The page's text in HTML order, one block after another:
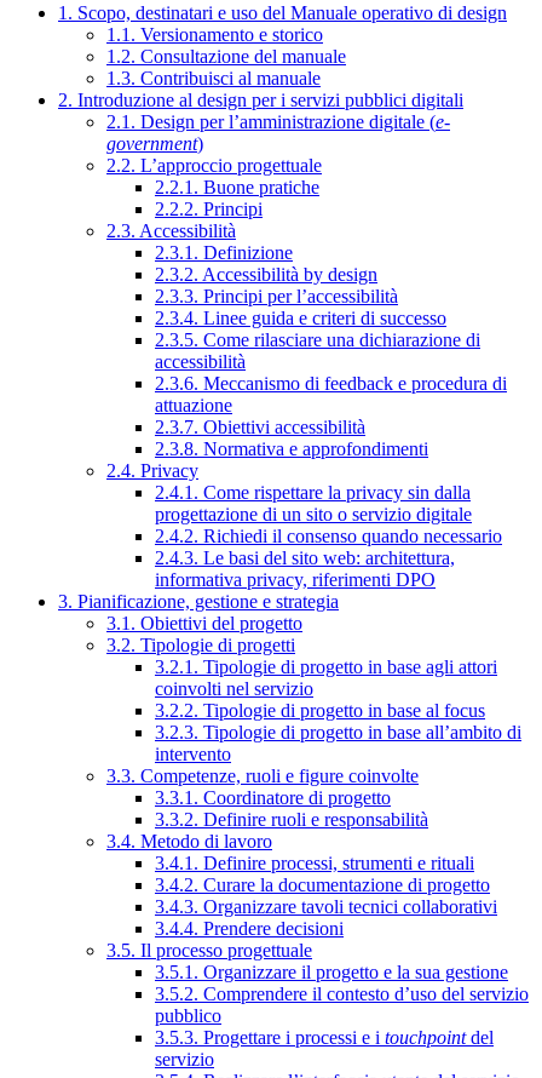
1. Scopo, destinatari e uso del Manuale operativo di design
1.1. Versionamento e storico
1.2. Consultazione del manuale
1.3. Contribuisci al manuale
2. Introduzione al design per i servizi pubblici digitali
2.1. Design per l’amministrazione digitale (e-
government)
2.2. L’approccio progettuale
2.2.1. Buone pratiche
2.2.2. Principi
2.3. Accessibilità
2.3.1. Definizione
2.3.2. Accessibilità by design
2.3.3. Principi per l’accessibilità
2.3.4. Linee guida e criteri di successo
2.3.5. Come rilasciare una dichiarazione di
accessibilità
2.3.6. Meccanismo di feedback e procedura di
attuazione
2.3.7. Obiettivi accessibilità
2.3.8. Normativa e approfondimenti
2.4. Privacy
2.4.1. Come rispettare la privacy sin dalla
progettazione di un sito o servizio digitale
2.4.2. Richiedi il consenso quando necessario
2.4.3. Le basi del sito web: architettura,
informativa privacy, riferimenti DPO
3. Pianificazione, gestione e strategia
3.1. Obiettivi del progetto
3.2. Tipologie di progetti
3.2.1. Tipologie di progetto in base agli attori
coinvolti nel servizio
3.2.2. Tipologie di progetto in base al focus
3.2.3. Tipologie di progetto in base all’ambito di
intervento
3.3. Competenze, ruoli e figure coinvolte
3.3.1. Coordinatore di progetto
3.3.2. Definire ruoli e responsabilità
3.4. Metodo di lavoro
3.4.1. Definire processi, strumenti e rituali
3.4.2. Curare la documentazione di progetto
3.4.3. Organizzare tavoli tecnici collaborativi
3.4.4. Prendere decisioni
3.5. Il processo progettuale
3.5.1. Organizzare il progetto e la sua gestione
3.5.2. Comprendere il contesto d’uso del servizio
pubblico
3.5.3. Progettare i processi e i touchpointdel
servizio